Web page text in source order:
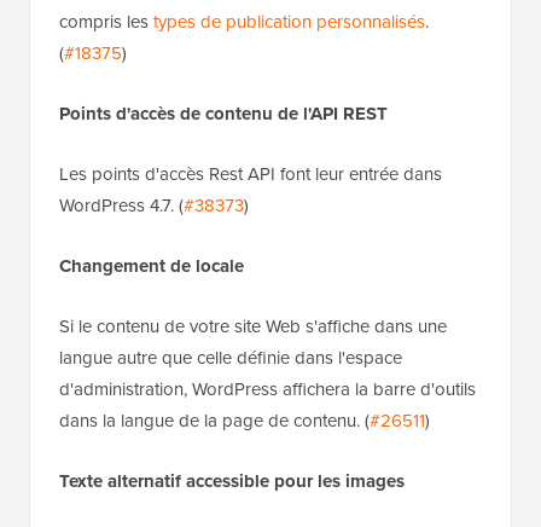
compris lestypes de publication personnalisés.
(#18375)
Points d'accès de contenu de l'API REST
Les points d'accès Rest API font leur entrée dans
WordPress 4.7. (#38373)
Changement de locale
Si le contenu de votre site Web s'affiche dans une
langue autre que celle définie dans l'espace
d'administration, WordPress affichera la barre d'outils
dans la langue de la page de contenu. (#26511)
Texte alternatif accessible pour les images